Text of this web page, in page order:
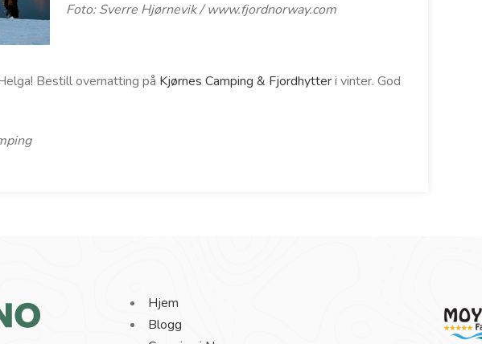
Foto: Sverre Hjørnevik / www.fjordnorway.com
Bestill overnatting på Kjørnes Camping & Fjordhytteri vinter. God
Hjem
Blogg